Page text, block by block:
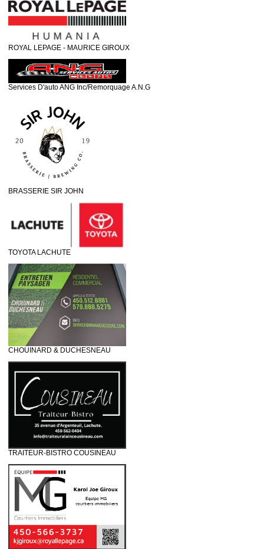
ROYAL LEPAGE - MAURICE GIROUX
Services D'auto ANG Inc/Remorquage A.N.G
BRASSERIE SIR JOHN
TOYOTA LACHUTE
CHOUINARD & DUCHESNEAU
TRAITEUR-BISTRO COUSINEAU